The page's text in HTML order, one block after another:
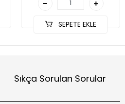
SEPETE EKLE
Sıkça Sorulan Sorular